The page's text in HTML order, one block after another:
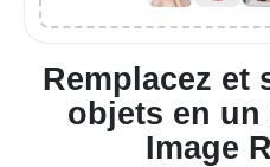
Remplacez et
objets en
Image